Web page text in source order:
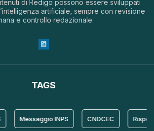
di Redigo possono essere sviluppati
artificiale, sempre con revisione
e controllo redazionale.
TAGS
Messaggio INPS CNDCEC Risposta